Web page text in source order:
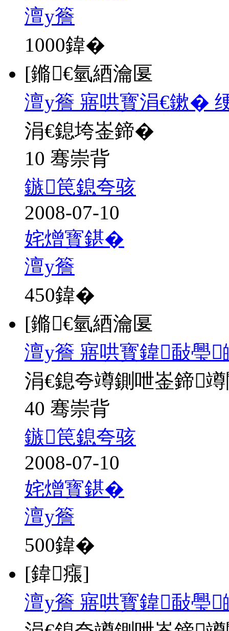
澶у簷
1000鍏�
[鏅€氫綇瀹匽
澶у簷 寤哄寳涓€鏉�
涓€鎴垮崟鍗�
10 骞崇背
鏃笢鎴夸骇
2008-07-10
姹熷寳鍖�
澶у簷
450鍏�
[鏅€氫綇瀹匽
澶у簷 寤哄寳鍏敮璺
涓€鎴夸竴鍘呭崟鍗
40 骞崇背
鏃笢鎴夸骇
2008-07-10
姹熷寳鍖�
澶у簷
500鍏�
[鍏瘬]
澶у簷 寤哄寳鍏敮璺